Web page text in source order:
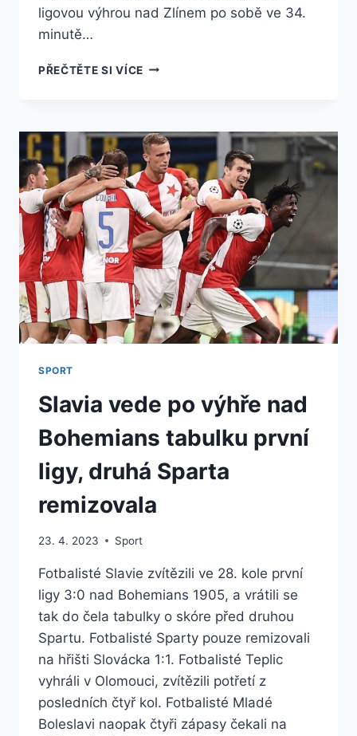
ligovou výhrou nad Zlínem po sobě ve 34.
minutě…
PŘEČTĚTE SI VÍCEPLZEŇ
A
NA
ČELO
ZTRÁCÍ
ŠEST
BODŮ,
DVA
GÓLY
DAL
VLKANOVA
SPORT
Slavia vede po výhře nad
Bohemians tabulku první
ligy, druhá Sparta
remizovala
23. 4. 2023 Sport
Fotbalisté Slavie zvítězili ve 28. kole první
ligy 3:0 nad Bohemians 1905, a vrátili se
tak do čela tabulky o skóre před druhou
Spartu. Fotbalisté Sparty pouze remizovali
na hřišti Slovácka 1:1. Fotbalisté Teplic
vyhráli v Olomouci, zvítězili potřetí z
posledních čtyř kol. Fotbalisté Mladé
Boleslavi naopak čtyři zápasy čekali na